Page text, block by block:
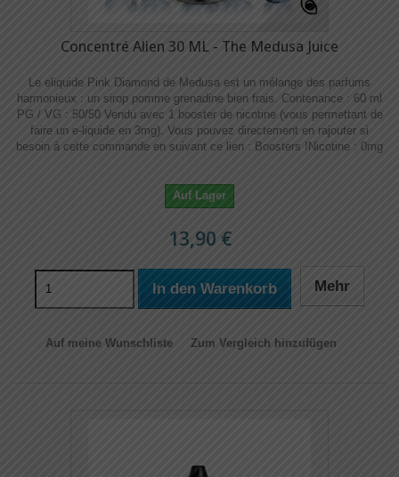
Concentré Alien 30 ML - The Medusa Juice
Le eliquide Pink Diamond de Medusa est un mélange des parfums
harmonieux : un sirop pomme grenadine bien frais. Contenance : 60 ml
PG / VG : 50/50 Vendu avec 1 booster de nicotine (vous permettant de
faire un e-liquide en 3mg). Vous pouvez directement en rajouter si
besoin à cette commande en suivant ce lien : Boosters !​​ Nicotine : 0mg
Auf Lager
13,90 €
In den Warenkorb Mehr
Auf meine Wunschliste Zum Vergleich hinzufügen